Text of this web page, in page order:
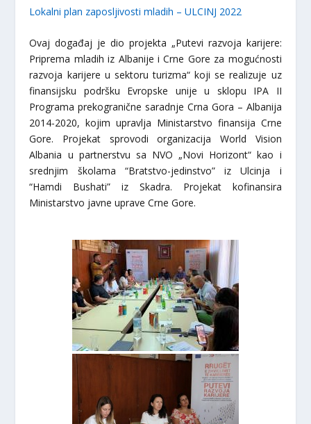
Lokalni plan zaposljivosti mladih – ULCINJ 2022
Ovaj događaj je dio projekta „Putevi razvoja karijere:
Priprema mladih iz Albanije i Crne Gore za mogućnosti
razvoja karijere u sektoru turizma“ koji se realizuje uz
finansijsku podršku Evropske unije u sklopu IPA II
Programa prekogranične saradnje Crna Gora – Albanija
2014-2020, kojim upravlja Ministarstvo finansija Crne
Gore. Projekat sprovodi organizacija World Vision
Albania u partnerstvu sa NVO „Novi Horizont“ kao i
srednjim školama “Bratstvo-jedinstvo” iz Ulcinja i
“Hamdi Bushati” iz Skadra. Projekat kofinansira
Ministarstvo javne uprave Crne Gore.